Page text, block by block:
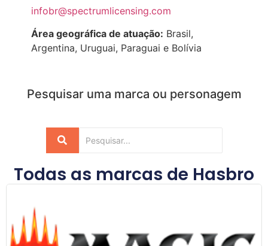
infobr@spectrumlicensing.com
Área geográfica de atuação: Brasil,
Argentina, Uruguai, Paraguai e Bolívia
Pesquisar uma marca ou personagem
Todas as marcas de Hasbro